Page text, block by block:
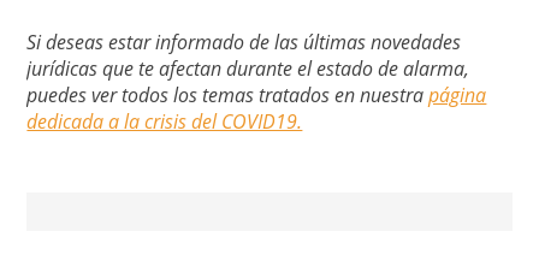
Si deseas estar informado de las últimas novedades
jurídicas que te afectan durante el estado de alarma,
puedes ver todos los temas tratados en nuestrapágina
dedicada a la crisis del COVID19.